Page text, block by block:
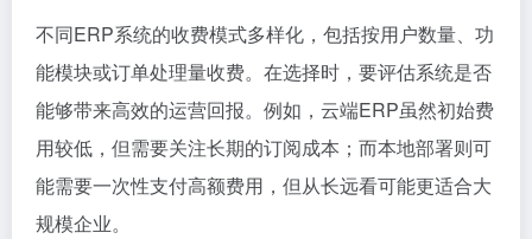
不同ERP系统的收费模式多样化，包括按用户数量、功
能模块或订单处理量收费。在选择时，要评估系统是否
能够带来高效的运营回报。例如，云端ERP虽然初始费
用较低，但需要关注长期的订阅成本；而本地部署则可
能需要一次性支付高额费用，但从长远看可能更适合大
规模企业。